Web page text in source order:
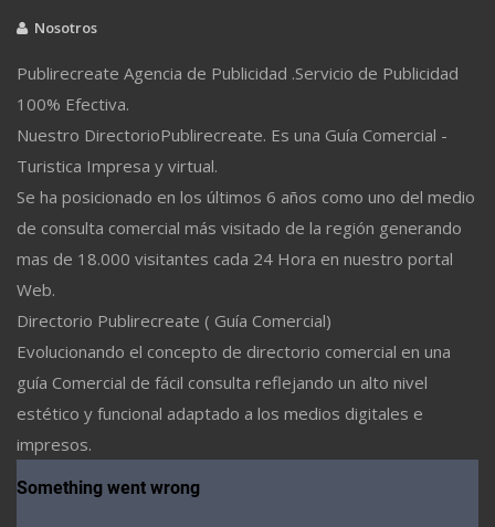
Nosotros
Publirecreate Agencia de Publicidad .Servicio de Publicidad
100% Efectiva.
Nuestro DirectorioPublirecreate. Es una Guía Comercial -
Turistica Impresa y virtual.
Se ha posicionado en los últimos 6 años como uno del medio
de consulta comercial más visitado de la región generando
mas de 18.000 visitantes cada 24 Hora en nuestro portal
Web.
Directorio Publirecreate ( Guía Comercial)
Evolucionando el concepto de directorio comercial en una
guía Comercial de fácil consulta reflejando un alto nivel
estético y funcional adaptado a los medios digitales e
impresos.